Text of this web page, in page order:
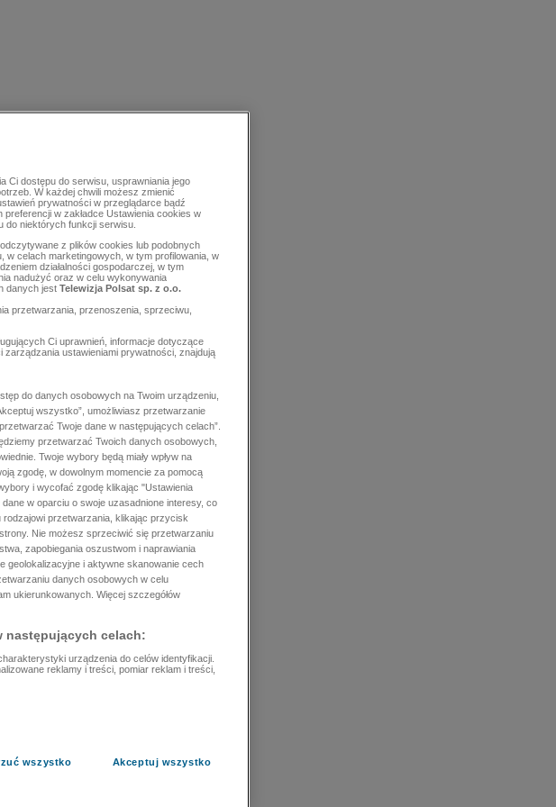
Ci dostępu do serwisu, usprawniania jego
W każdej chwili możesz zmienić
prywatności w przeglądarce bądź
w zakładce Ustawienia cookies w
do niektórych funkcji serwisu.
z plików cookies lub podobnych
w celach marketingowych, w tym profilowania, w
działalności gospodarczej, w tym
nadużyć oraz w celu wykonywania
danych jest Telewizja Polsat sp. z o.o.
przetwarzania, przenoszenia, sprzeciwu,
Ci uprawnień, informacje dotyczące
ustawieniami prywatności, znajdują
do danych osobowych na Twoim urządzeniu,
wszystko”, umożliwiasz przetwarzanie
Twoje dane w następujących celach”.
przetwarzać Twoich danych osobowych,
Twoje wybory będą miały wpływ na
zgodę, w dowolnym momencie za pomocą
i wycofać zgodę klikając "Ustawienia
w oparciu o swoje uzasadnione interesy, co
przetwarzania, klikając przycisk
Nie możesz sprzeciwić się przetwarzaniu
zapobiegania oszustwom i naprawiania
geolokalizacyjne i aktywne skanowanie cech
danych osobowych w celu
ukierunkowanych. Więcej szczegółów
następujących celach:
urządzenia do celów identyfikacji.
reklamy i treści, pomiar reklam i treści,
wszystko Akceptuj wszystko